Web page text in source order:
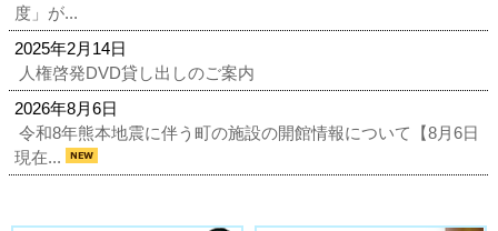
度」が...
2025年2月14日
人権啓発DVD貸し出しのご案内
2026年8月6日
令和8年熊本地震に伴う町の施設の開館情報について【8月6日
現在...